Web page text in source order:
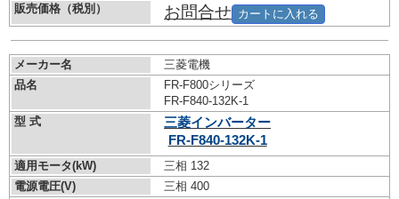
販売価格（税別）
お問合せ カートに入れる
メーカー名
三菱電機
品名
FR-F800シリーズ
FR-F840-132K-1
型 式
三菱インバーター
FR-F840-132K-1
適用モータ(kW)
三相 132
電源電圧(V)
三相 400